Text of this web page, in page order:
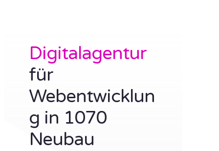
Digitalagentur
für
Webentwicklun
g in 1070
Neubau